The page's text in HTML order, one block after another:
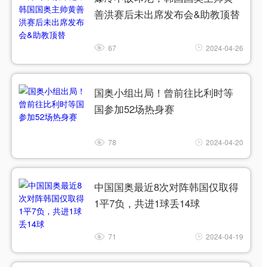
善洪赛后未出席发布会&助教顶替
67 2024-04-26
国奥小组出局！曾前往比利时等
国参加52场热身赛
78 2024-04-20
中国国奥最近8次对阵韩国仅取得
1平7负，共进1球丢14球
71 2024-04-19